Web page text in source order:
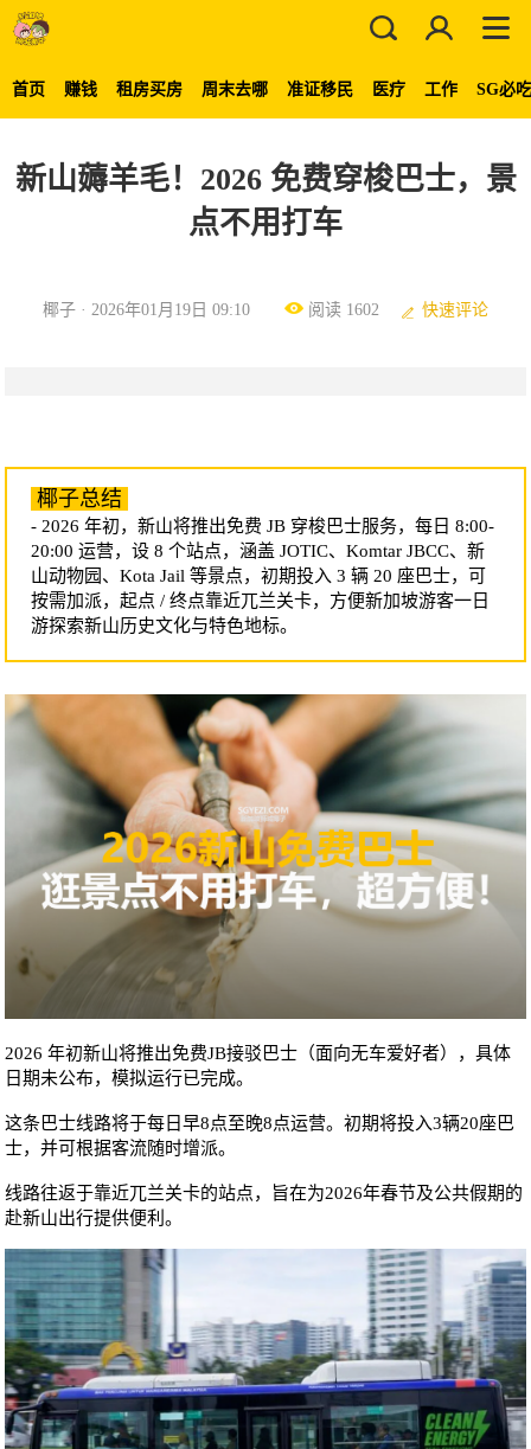
首页 赚钱 租房买房 周末去哪 准证移民 医疗 工作 SG必
新山薅羊毛！2026 免费穿梭巴士，景
点不用打车
椰子 · 2026年01月19日 09:10 阅读 1602 快速评论
椰子总结
- 2026 年初，新山将推出免费 JB 穿梭巴士服务，每日 8:00-
20:00 运营，设 8 个站点，涵盖 JOTIC、Komtar JBCC、新
山动物园、Kota Jail 等景点，初期投入 3 辆 20 座巴士，可
按需加派，起点 / 终点靠近兀兰关卡，方便新加坡游客一日
游探索新山历史文化与特色地标。
2026 年初新山将推出免费JB接驳巴士（面向无车爱好者），具体
日期未公布，模拟运行已完成。
这条巴士线路将于每日早8点至晚8点运营。初期将投入3辆20座巴
士，并可根据客流随时增派。
线路往返于靠近兀兰关卡的站点，旨在为2026年春节及公共假期的
赴新山出行提供便利。